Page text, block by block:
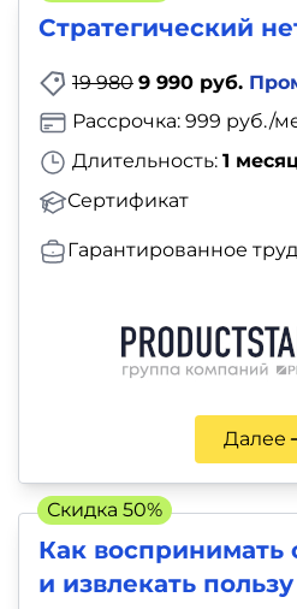
Стратегический
19 980 9 990 руб.
Длительность: 1
Сертификат
Рассрочка: 999 руб./
Гарантированное
Далее
Как воcпринимать
и извлекать
Скидка 50%